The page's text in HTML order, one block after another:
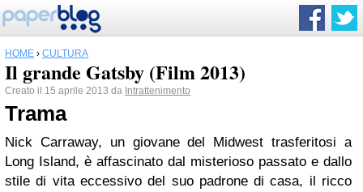
HOME › CULTURA
Il grande Gatsby (Film 2013)
Creato il 15 aprile 2013 da Intrattenimento
Trama
Nick Carraway, un giovane del Midwest trasferitosi a
Long Island, è affascinato dal misterioso passato e dallo
stile di vita eccessivo del suo padrone di casa, il ricco